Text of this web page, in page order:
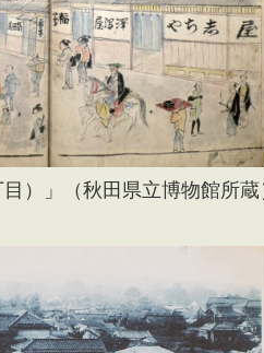
）」（秋田県立博物館所蔵